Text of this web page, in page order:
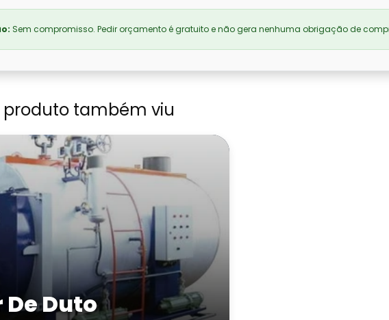
Sem compromisso. Pedir orçamento é gratuito e não gera nenhuma obrigação de
também viu
Duto